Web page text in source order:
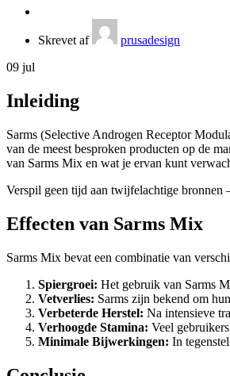
Skrevet af
prusadesign
09 jul
Inleiding
Sarms (Selective Androgen Receptor
van de meest besproken producten op de
van Sarms Mix en wat je ervan kunt
Verspil geen tijd aan twijfelachtige bronnen
Effecten van Sarms Mix
Sarms Mix bevat een combinatie van
Spiergroei: Het gebruik van Sarms
Vetverlies: Sarms zijn bekend om
Verbeterde Herstel: Na intensieve
Verhoogde Stamina: Veel
Minimale Bijwerkingen: In